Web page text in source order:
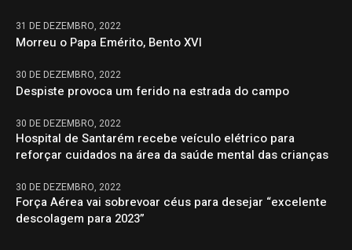
31 DE DEZEMBRO, 2022
Morreu o Papa Emérito, Bento XVI
30 DE DEZEMBRO, 2022
Despiste provoca um ferido na estrada do campo
30 DE DEZEMBRO, 2022
Hospital de Santarém recebe veículo elétrico para
reforçar cuidados na área da saúde mental das crianças
30 DE DEZEMBRO, 2022
Força Aérea vai sobrevoar céus para desejar “excelente
descolagem para 2023”